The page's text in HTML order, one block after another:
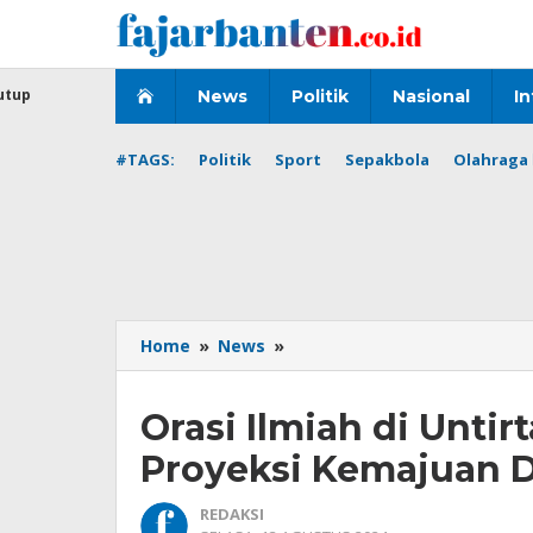
News Politik Nasional
#TAGS: Politik Sport Sepakbola
Home » News »
Ilmiah
Untirta,
Airin
Bicara
Orasi Ilmiah di
Proyeksi Kemajuan
REDAKSI